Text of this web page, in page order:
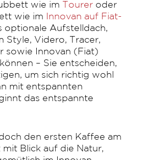
wie im
Tourer oder
wie im
Innovan auf Fiat-
optionale Aufstelldach,
Style, Videro, Tracer,
sowie Innovan (Fiat)
– Sie entscheiden,
um sich richtig wohl
mit entspannten
das entspannte
den ersten Kaffee am
Blick auf die Natur,